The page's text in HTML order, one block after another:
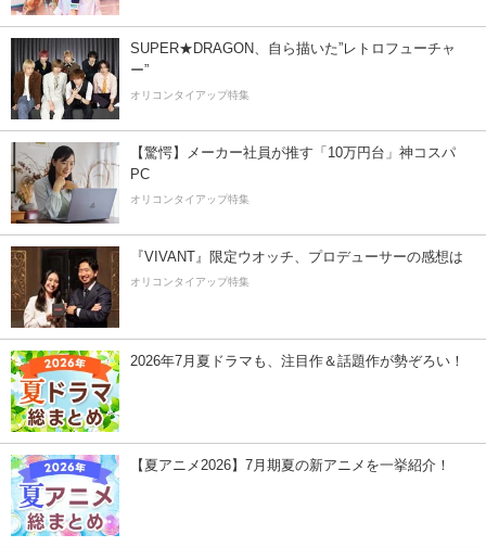
SUPER★DRAGON、自ら描いた”レトロフューチャ
ー”
オリコンタイアップ特集
【驚愕】メーカー社員が推す「10万円台」神コスパ
PC
オリコンタイアップ特集
『VIVANT』限定ウオッチ、プロデューサーの感想は
オリコンタイアップ特集
2026年7月夏ドラマも、注目作＆話題作が勢ぞろい！
【夏アニメ2026】7月期夏の新アニメを一挙紹介！